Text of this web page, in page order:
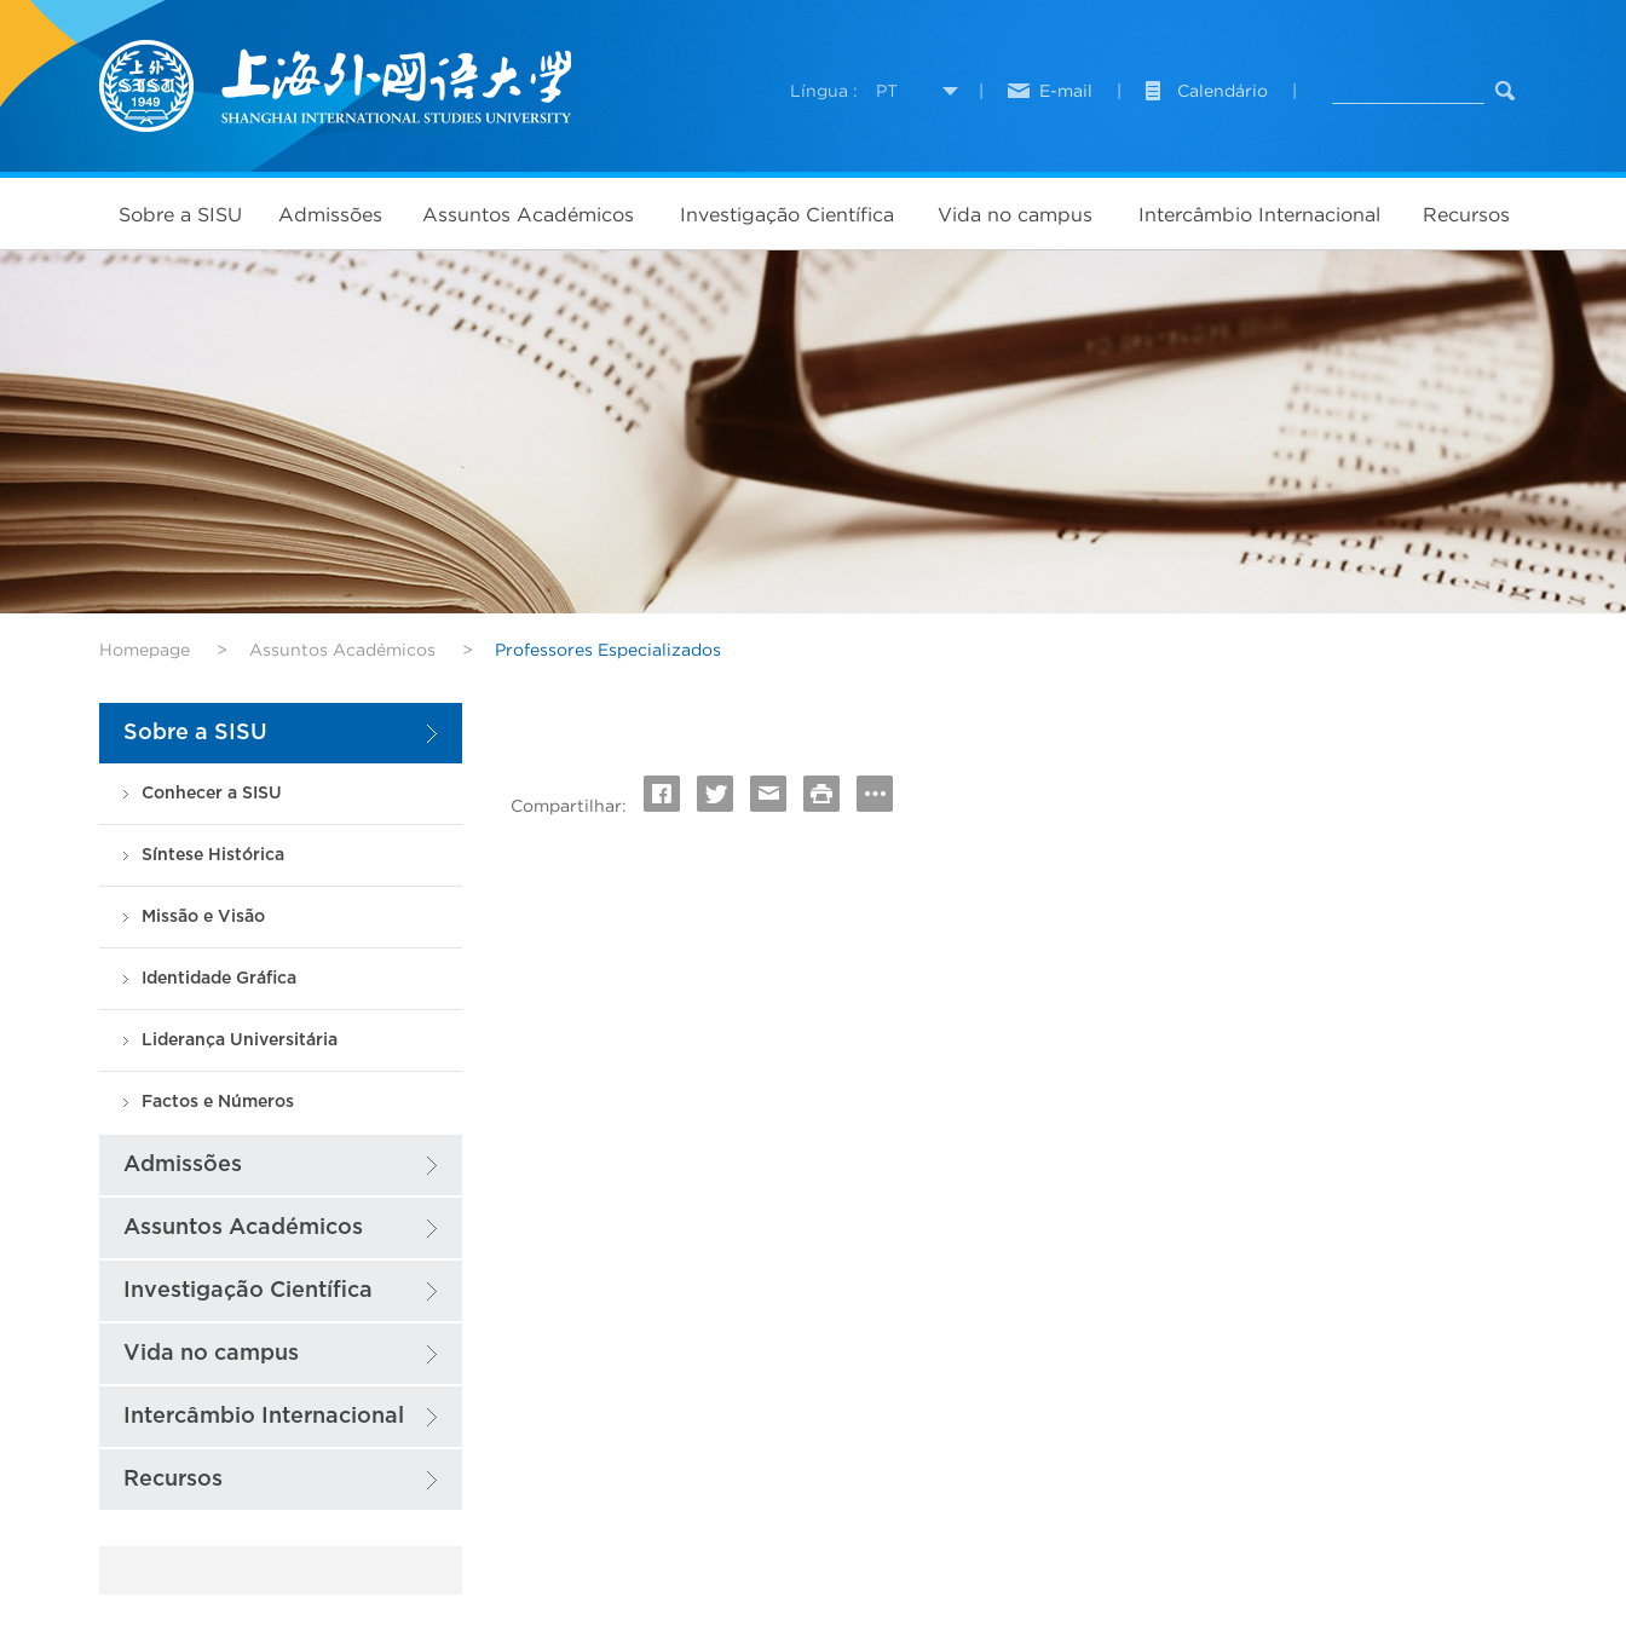
Língua : PT E-mail Calendário
Sobre a SISU Admissões Assuntos Académicos Investigação Científica Vida no campus Intercâmbio Internacional Recursos
Homepage > Assuntos Académicos > Professores Especializados
Sobre a SISU
Conhecer a SISU
Síntese Histórica
Missão e Visão
Identidade Gráfica
Liderança Universitária
Factos e Números
Admissões
Assuntos Académicos
Investigação Científica
Vida no campus
Intercâmbio Internacional
Recursos
Compartilhar: